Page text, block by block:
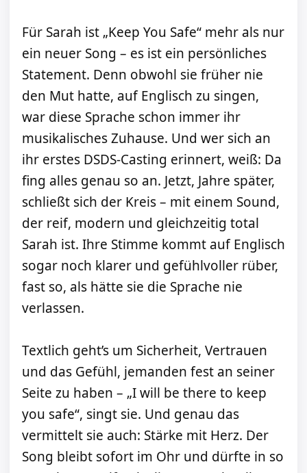
Für Sarah ist „Keep You Safe“ mehr als nur
ein neuer Song – es ist ein persönliches
Statement. Denn obwohl sie früher nie
den Mut hatte, auf Englisch zu singen,
war diese Sprache schon immer ihr
musikalisches Zuhause. Und wer sich an
ihr erstes DSDS-Casting erinnert, weiß: Da
fing alles genau so an. Jetzt, Jahre später,
schließt sich der Kreis – mit einem Sound,
der reif, modern und gleichzeitig total
Sarah ist. Ihre Stimme kommt auf Englisch
sogar noch klarer und gefühlvoller rüber,
fast so, als hätte sie die Sprache nie
verlassen.
Textlich geht’s um Sicherheit, Vertrauen
und das Gefühl, jemanden fest an seiner
Seite zu haben – „I will be there to keep
you safe“, singt sie. Und genau das
vermittelt sie auch: Stärke mit Herz. Der
Song bleibt sofort im Ohr und dürfte in so